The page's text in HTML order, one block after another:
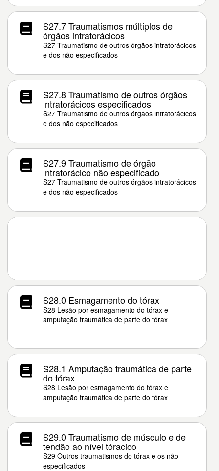
S27.7 Traumatismos múltiplos de
órgãos intratorácicos
S27 Traumatismo de outros órgãos intratorácicos
e dos não especificados
S27.8 Traumatismo de outros órgãos
intratorácicos especificados
S27 Traumatismo de outros órgãos intratorácicos
e dos não especificados
S27.9 Traumatismo de órgão
intratorácico não especificado
S27 Traumatismo de outros órgãos intratorácicos
e dos não especificados
S28.0 Esmagamento do tórax
S28 Lesão por esmagamento do tórax e
amputação traumática de parte do tórax
S28.1 Amputação traumática de parte
do tórax
S28 Lesão por esmagamento do tórax e
amputação traumática de parte do tórax
S29.0 Traumatismo de músculo e de
tendão ao nível tóracico
S29 Outros traumatismos do tórax e os não
especificados